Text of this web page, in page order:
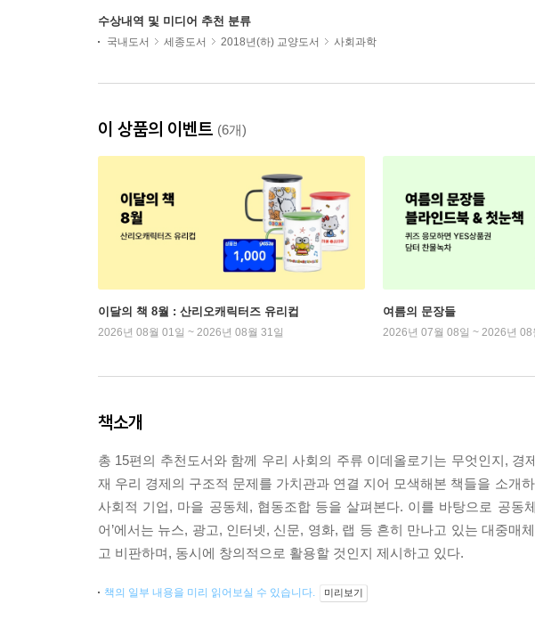
수상내역 및 미디어 추천 분류
국내도서 세종도서 2018년(하) 교양도서 사회과학
이 상품의 이벤트 (6개)
이달의 책 8월 : 산리오캐릭터즈 유리컵
2026년 08월 01일 ~ 2026년 08월 31일
여름의 문장들
2026년 07월 08일 ~ 2026년 08
책소개
총 15편의 추천도서와 함께 우리 사회의 주류 이데올로기는 무엇인지, 경
재 우리 경제의 구조적 문제를 가치관과 연결 지어 모색해본 책들을 소개
사회적 기업, 마을 공동체, 협동조합 등을 살펴본다. 이를 바탕으로 공동
어’에서는 뉴스, 광고, 인터넷, 신문, 영화, 랩 등 흔히 만나고 있는 대중
고 비판하며, 동시에 창의적으로 활용할 것인지 제시하고 있다.
책의 일부 내용을 미리 읽어보실 수 있습니다. 미리보기